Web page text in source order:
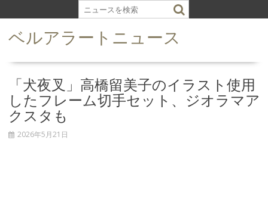
k
ベルアラートニュース
「犬夜叉」高橋留美子のイラスト使用
したフレーム切手セット、ジオラマア
クスタも
2026年5月21日